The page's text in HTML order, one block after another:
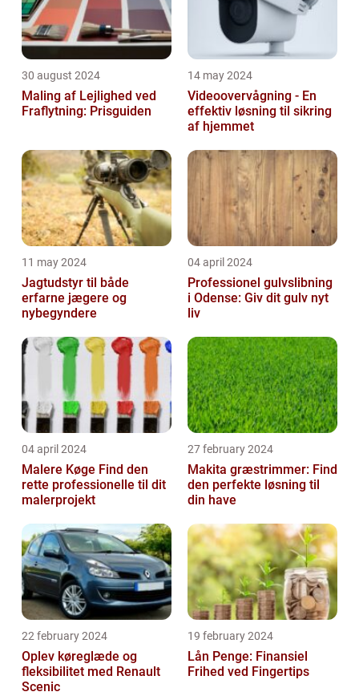
30 august 2024
Maling af Lejlighed ved
Fraflytning: Prisguiden
14 may 2024
Videoovervågning - En
effektiv løsning til sikring
af hjemmet
11 may 2024
Jagtudstyr til både
erfarne jægere og
nybegyndere
04 april 2024
Professionel gulvslibning
i Odense: Giv dit gulv nyt
liv
04 april 2024
Malere Køge Find den
rette professionelle til dit
malerprojekt
27 february 2024
Makita græstrimmer: Find
den perfekte løsning til
din have
22 february 2024
Oplev køreglæde og
fleksibilitet med Renault
Scenic
19 february 2024
Lån Penge: Finansiel
Frihed ved Fingertips